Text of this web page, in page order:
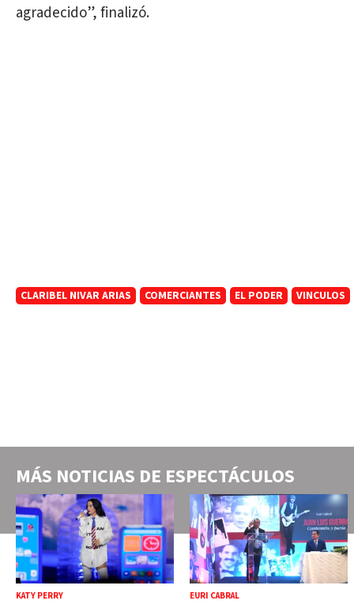
agradecido”, finalizó.
CLARIBEL NIVAR ARIAS COMERCIANTES EL PODER VINCULOS
MÁS NOTICIAS DE ESPECTÁCULOS
KATY PERRY EURI CABRAL